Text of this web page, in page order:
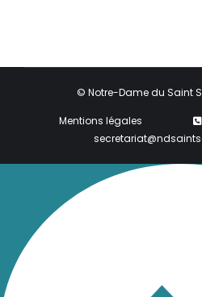
© Notre-Dame du Saint
Mentions légales